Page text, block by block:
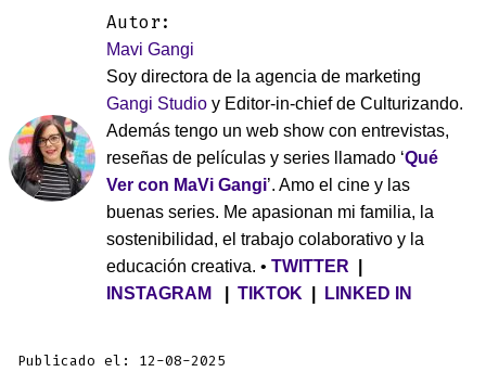
Autor:
Mavi Gangi
Soy directora de la agencia de marketing
Gangi Studio y Editor-in-chief de Culturizando.
Además tengo un web show con entrevistas,
reseñas de películas y series llamado ‘Qué
Ver con MaVi Gangi’. Amo el cine y las
buenas series. Me apasionan mi familia, la
sostenibilidad, el trabajo colaborativo y la
educación creativa. • TWITTER
INSTAGRAM
TIKTOK LINKED IN
Publicado el: 12-08-2025